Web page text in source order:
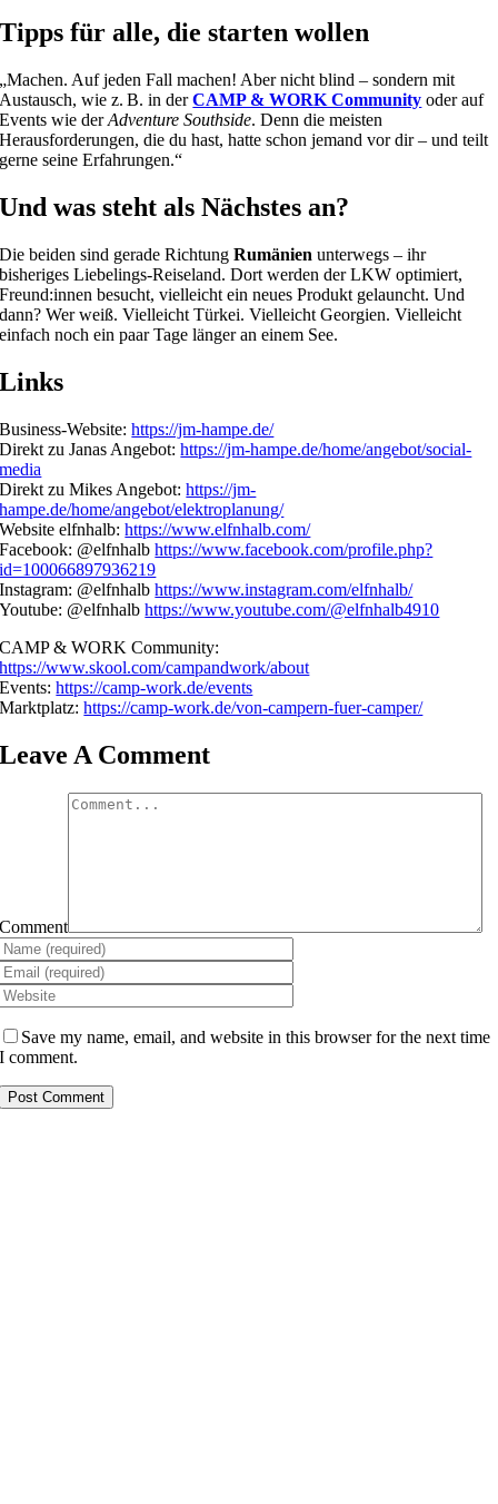
Tipps für alle, die starten wollen
„Machen. Auf jeden Fall machen! Aber nicht blind – sondern mit
Austausch, wie z. B. in derCAMP & WORK Community oder auf
Events wie derAdventure Southside. Denn die meisten
Herausforderungen, die du hast, hatte schon jemand vor dir – und teilt
gerne seine Erfahrungen.“
Und was steht als Nächstes an?
Die beiden sind gerade RichtungRumänien unterwegs – ihr
bisheriges Liebelings-Reiseland. Dort werden der LKW optimiert,
Freund:innen besucht, vielleicht ein neues Produkt gelauncht. Und
dann? Wer weiß. Vielleicht Türkei. Vielleicht Georgien. Vielleicht
einfach noch ein paar Tage länger an einem See.
Links
Business-Website:https://jm-hampe.de/
Direkt zu Janas Angebot:https://jm-hampe.de/home/angebot/social-
media
Direkt zu Mikes Angebot:https://jm-
hampe.de/home/angebot/elektroplanung/
Website elfnhalb:https://www.elfnhalb.com/
Facebook: @elfnhalbhttps://www.facebook.com/profile.php?
id=100066897936219
Instagram: @elfnhalbhttps://www.instagram.com/elfnhalb/
Youtube: @elfnhalbhttps://www.youtube.com/@elfnhalb4910
CAMP & WORK Community:
https://www.skool.com/campandwork/about
Events:https://camp-work.de/events
Marktplatz:https://camp-work.de/von-campern-fuer-camper/
Leave A Comment
Comment
Save my name, email, and website in this browser for the next time
I comment.